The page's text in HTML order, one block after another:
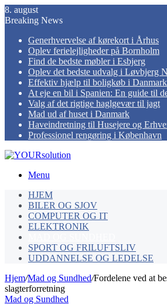
8. august
Breaking News
Generhvervelse af kørekort i Århus
Oplev ferielejligheder på Bornholm
Find de bedste møbler i Esbjerg
Oplev det bedste udvalg i Løvbjerg
Effektiv hjælp til boligkøb i Danmark
At eje en bil i Spanien: En guide til
Valg af det rigtige haglgevær til jagt
Mad ud af huset i Danmark
Haveindretning til Husejere og
Professionel rengøring i København
Menu
HJEM
BILER OG SJOV
COMPUTER OG IT
ELEKTRONIK
SPORT OG FRILUFTSLIV
UDDANNELSE OG LEDELSE
Hjem/Mad og Sundhed/Fordelene ved at
slagterforretning
Mad og Sundhed